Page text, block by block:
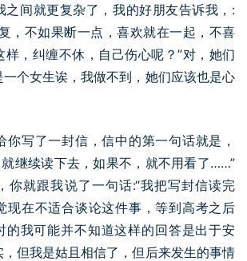
之间就更复杂了，我的好朋友告诉我，:
，不如果断一点，喜欢就在一起，不喜
样，纠缠不休，自己伤心呢？”对，她们
个女生诶，我做不到，她们应该也是心
你写了一封信，信中的第一句话就是，
继续读下去，如果不，就不用看了……”
你就跟我说了一句话:“我把写封信读完
现在不适合谈论这件事，等到高考之后
我可能并不知道这样的回答是出于安
但我是姑且相信了，但后来发生的事情